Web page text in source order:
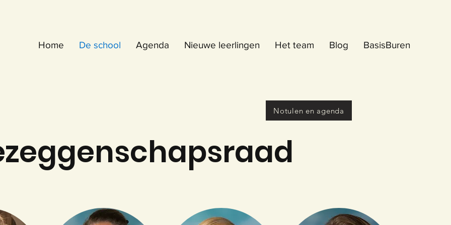
Home De school Agenda Nieuwe leerlingen Het team Blog BasisBuren
Notulen en agenda